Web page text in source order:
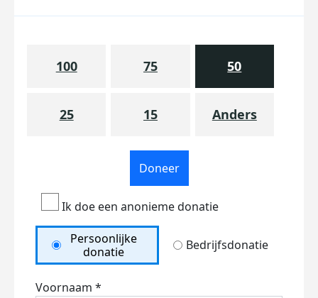
100 75 50
25 15 Anders
Doneer
Ik doe een anonieme donatie
Persoonlijke
donatie
Bedrijfsdonatie
Voornaam *